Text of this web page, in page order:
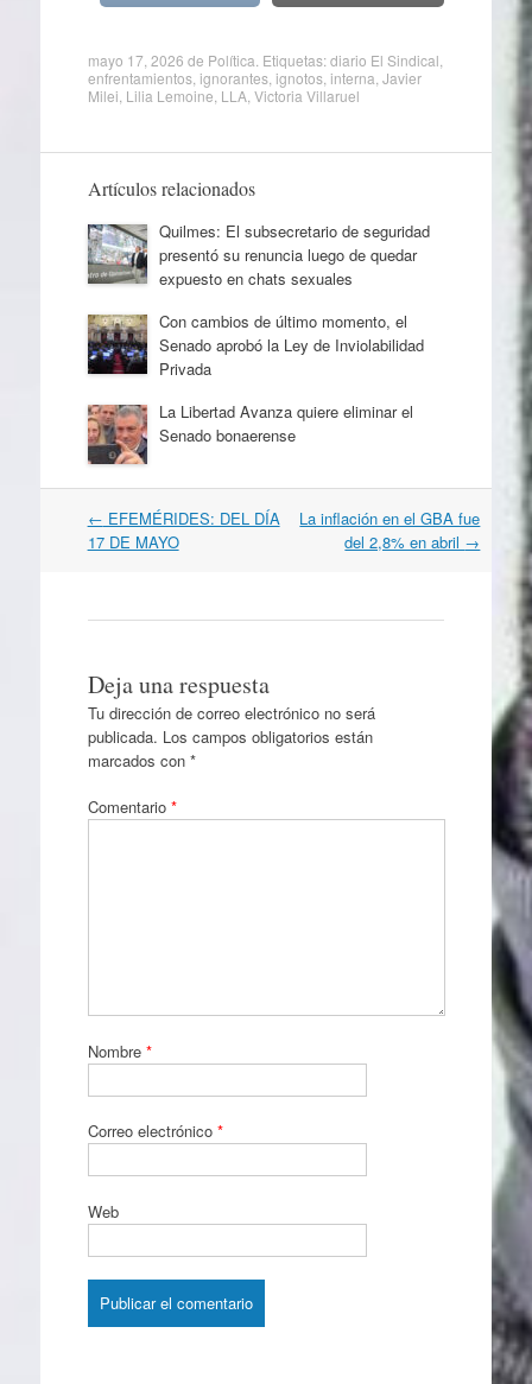
mayo 17, 2026 de Política . Etiquetas:diario El Sindical
enfrentamientos, ignorantes, ignotos, interna Javier
Milei Lilia Lemoine LLA, Victoria Villaruel
Artículos relacionados
Quilmes: El subsecretario de seguridad
presentó su renuncia luego de quedar
expuesto en chats sexuales
Con cambios de último momento, el
Senado aprobó la Ley de Inviolabilidad
Privada
La Libertad Avanza quiere eliminar el
Senado bonaerense
Navegación
por
← EFEMÉRIDES: DEL DÍA
17 DE MAYO
La inflación en el GBA fue
del 2,8% en abril →
Deja una respuesta
Tu dirección de correo electrónico no será
publicada. Los campos obligatorios están
marcados con *
Comentario *
Nombre *
Correo electrónico *
Web